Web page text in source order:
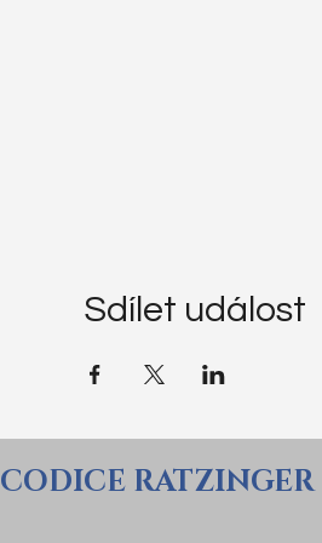
Sdílet událost
CODICE RATZINGER